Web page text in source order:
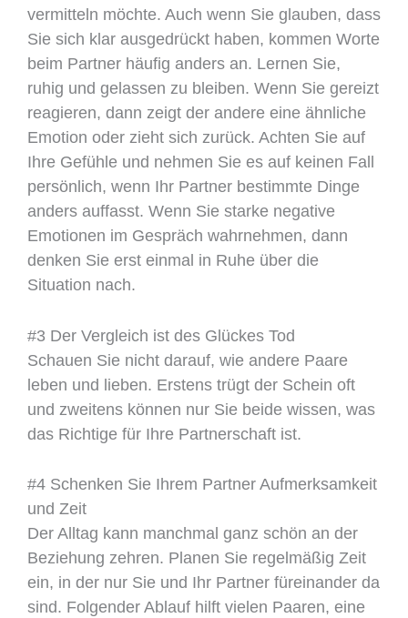
vermitteln möchte. Auch wenn Sie glauben, dass
Sie sich klar ausgedrückt haben, kommen Worte
beim Partner häufig anders an. Lernen Sie,
ruhig und gelassen zu bleiben. Wenn Sie gereizt
reagieren, dann zeigt der andere eine ähnliche
Emotion oder zieht sich zurück. Achten Sie auf
Ihre Gefühle und nehmen Sie es auf keinen Fall
persönlich, wenn Ihr Partner bestimmte Dinge
anders auffasst. Wenn Sie starke negative
Emotionen im Gespräch wahrnehmen, dann
denken Sie erst einmal in Ruhe über die
Situation nach.
#3 Der Vergleich ist des Glückes Tod
Schauen Sie nicht darauf, wie andere Paare
leben und lieben. Erstens trügt der Schein oft
und zweitens können nur Sie beide wissen, was
das Richtige für Ihre Partnerschaft ist.
#4 Schenken Sie Ihrem Partner Aufmerksamkeit
und Zeit
Der Alltag kann manchmal ganz schön an der
Beziehung zehren. Planen Sie regelmäßig Zeit
ein, in der nur Sie und Ihr Partner füreinander da
sind. Folgender Ablauf hilft vielen Paaren, eine